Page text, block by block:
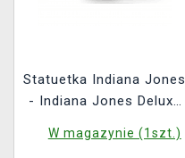
Statuetka Indiana Jones
- Indiana Jones Deluxe
W magazynie (1szt.)